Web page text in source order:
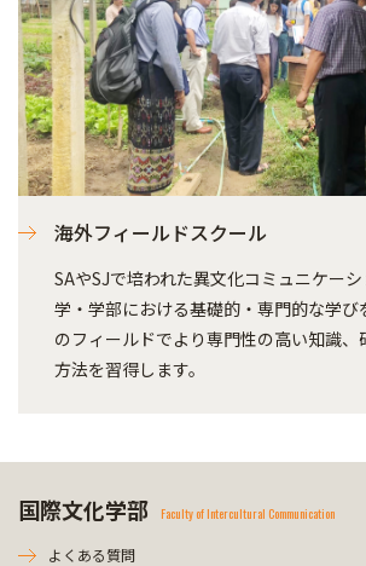
海外フィールドスクール
SAやSJで培われた異文化コミュニケー
学・学部における基礎的・専門的な学び
のフィールドでより専門性の高い知識、
方法を習得します。
国際文化学部 Faculty of Intercultural Communication
よくある質問